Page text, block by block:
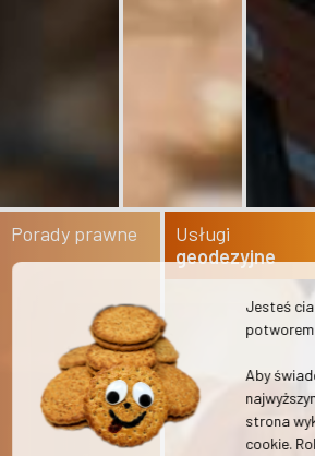
Porady prawne
Usługi
geodezyjne
Jesteś
Aby
strona
cookie.